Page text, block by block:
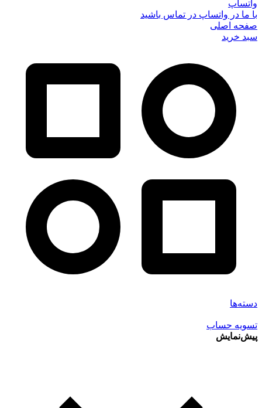
واتساپ
با ما در واتساپ در تماس باشید
صفحه اصلی
سبد خرید
دسته‌ها
تسویه حساب
پیش‌نمایش